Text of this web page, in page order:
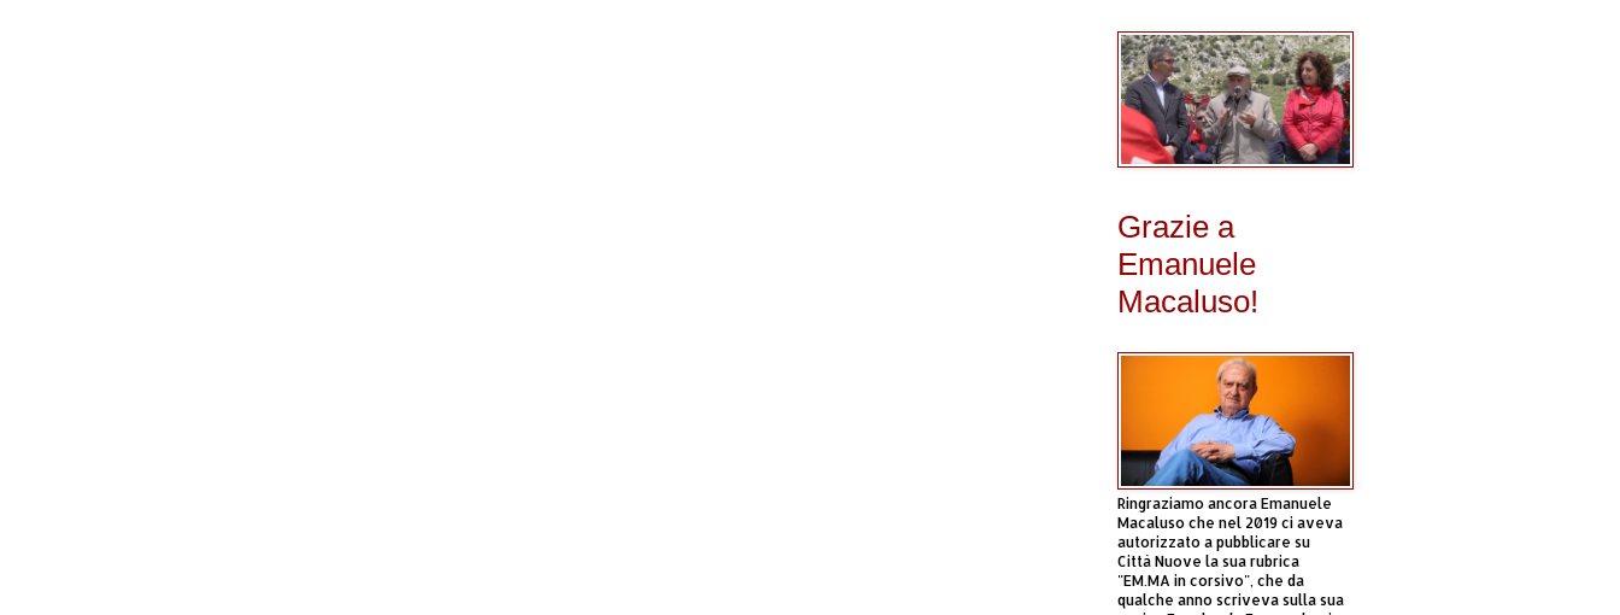
Grazie a
Emanuele
Macaluso!
Ringraziamo ancora Emanuele
Macaluso che nel 2019 ci aveva
autorizzato a pubblicare su
Città Nuove la sua rubrica
"EM.MA in corsivo", che da
qualche anno scriveva sulla sua